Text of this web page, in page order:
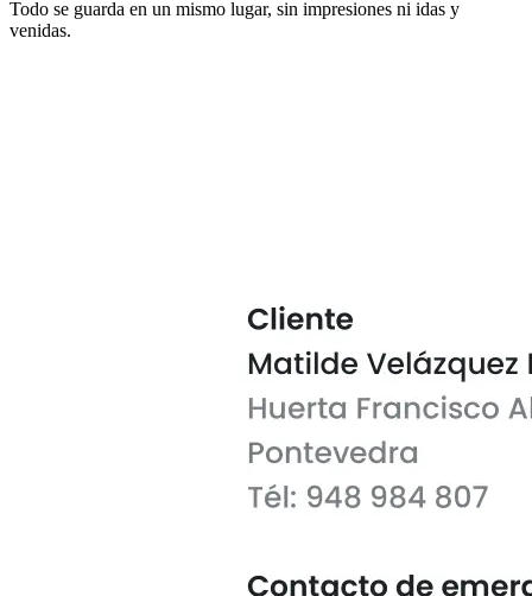
Todo se guarda en un mismo lugar, sin impresiones ni idas y
venidas.